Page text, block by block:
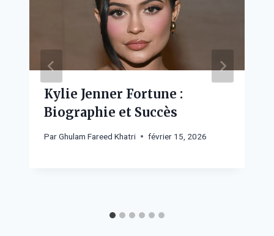
Kylie Jenner Fortune :
Biographie et Succès
ParGhulam Fareed Khatri février 15, 2026